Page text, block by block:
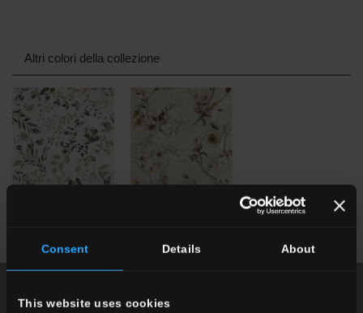
Consent Details About
This website uses cookies
Altri colori della collezione